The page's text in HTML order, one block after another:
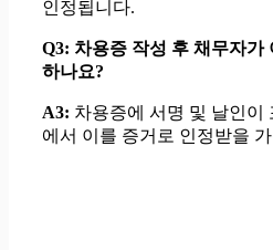
인정됩니다.
Q3: 차용증 작성 후 채무자가
하나요?
A3: 차용증에 서명 및 날인이
에서 이를 증거로 인정받을